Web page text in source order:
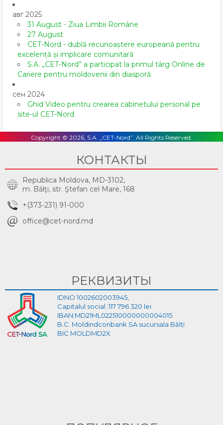
авг 2025
31 August - Ziua Limbii Române
27 August
CET-Nord - dublă recunoaștere europeană pentru
excelență și implicare comunitară
S.A. „CET-Nord” a participat la primul târg Online de
Cariere pentru moldovenii din diasporă
сен 2024
Ghid Video pentru crearea cabinetului personal pe
site-ul CET-Nord
Copyright © 2026, S.A. „CET-Nord”. All Rights Reserved.
КОНТАКТЫ
Republica Moldova, MD-3102,
m. Bălţi, str. Ştefan cel Mare, 168
+(373-231) 91-000
office@cet-nord.md
РЕКВИЗИТЫ
IDNO 1002602003945,
Capitalul social :117 796 320 lei
IBAN:MD21ML022510000000004015
B.C. Moldindconbank SA sucursala Bălți
BIC MOLDMD2X